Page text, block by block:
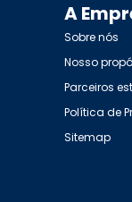
A
Sobre nós
Nosso
Parceiros
Política de
Sitemap